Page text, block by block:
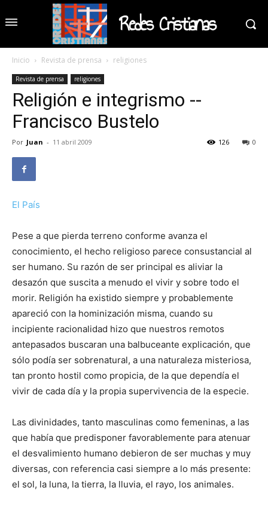
Redes Cristianas
Inicio Revista de prensa religiones
Revista de prensa religiones
Religión e integrismo --
Francisco Bustelo
Por Juan - 11 abril 2009 0
126
El País
Pese a que pierda terreno conforme avanza el
conocimiento, el hecho religioso parece consustancial al
ser humano. Su razón de ser principal es aliviar la
desazón que suscita a menudo el vivir y sobre todo el
morir. Religión ha existido siempre y probablemente
apareció con la hominización misma, cuando su
incipiente racionalidad hizo que nuestros remotos
antepasados buscaran una balbuceante explicación, que
sólo podía ser sobrenatural, a una naturaleza misteriosa,
tan pronto hostil como propicia, de la que dependía el
vivir de cada día y la propia supervivencia de la especie.
Las divinidades, tanto masculinas como femeninas, a las
que había que predisponer favorablemente para atenuar
el desvalimiento humano debieron de ser muchas y muy
diversas, con referencia casi siempre a lo más presente:
el sol, la luna, la tierra, la lluvia, el rayo, los animales.